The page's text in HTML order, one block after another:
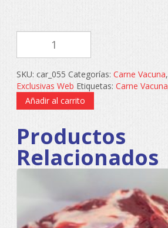
PULPON
DE
NOVILLO
cantidad
SKU: car_055 Categorías: Carne Vacuna,
Exclusivas Web Etiquetas: Carne Vacuna
Añadir al carrito
Productos
Relacionados